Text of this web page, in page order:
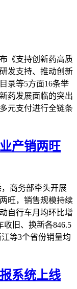
《支持创新药高质
发支持、推动创新
录等5方面16条举
药发展面临的突出
元支付进行全链条
产销两旺
商务部牵头开展
旺，销售规模持续
自行车月均环比增
收旧、换新各846.5
等3个省份销量均
系统上线